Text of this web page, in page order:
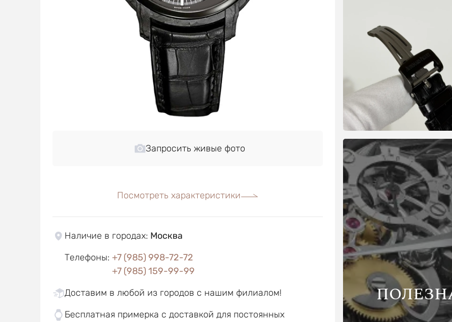
Запросить живые фото
Посмотреть характеристики
Наличие в городах: Москва
Телефоны: +7 (985) 998-72-72
+7 (985) 159-99-99
Доставим в любой из городов с нашим филиалом!
Бесплатная примерка с доставкой для постоянных